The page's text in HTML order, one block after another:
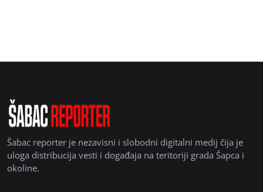
Šabac reporter je nezavisni i slobodni digitalni medij čija je
uloga distribucija vesti i događaja na teritoriji grada Šapca i
okoline.